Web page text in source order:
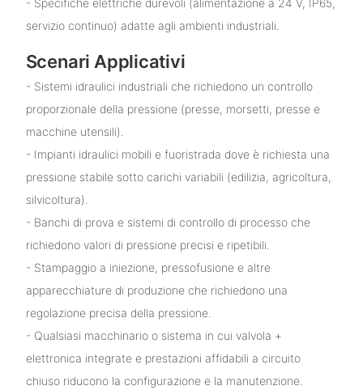
- Specifiche elettriche durevoli (alimentazione a 24 V, IP65,
servizio continuo) adatte agli ambienti industriali.
Scenari Applicativi
- Sistemi idraulici industriali che richiedono un controllo
proporzionale della pressione (presse, morsetti, presse e
macchine utensili).
- Impianti idraulici mobili e fuoristrada dove è richiesta una
pressione stabile sotto carichi variabili (edilizia, agricoltura,
silvicoltura).
- Banchi di prova e sistemi di controllo di processo che
richiedono valori di pressione precisi e ripetibili.
- Stampaggio a iniezione, pressofusione e altre
apparecchiature di produzione che richiedono una
regolazione precisa della pressione.
- Qualsiasi macchinario o sistema in cui valvola +
elettronica integrate e prestazioni affidabili a circuito
chiuso riducono la configurazione e la manutenzione.